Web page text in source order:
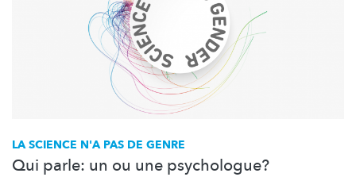
LA SCIENCE N'A PAS DE GENRE
Qui parle: un ou une psychologue?